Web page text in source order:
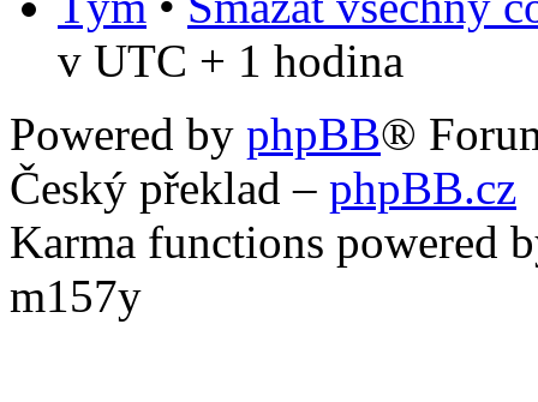
v UTC + 1 hodina
Powered by phpBB®
Český překlad – phpBB.cz
Karma functions powered
m157y